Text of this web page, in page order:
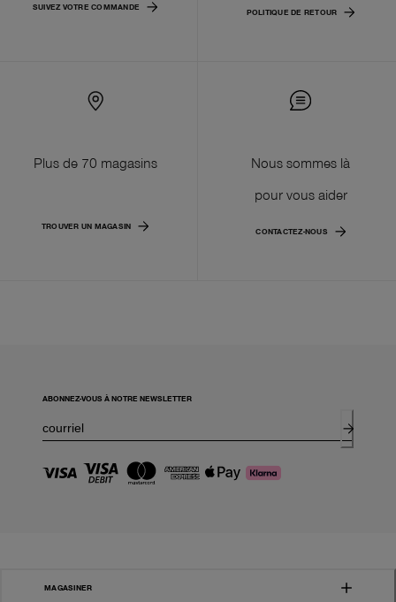
SUIVEZ VOTRE COMMANDE
POLITIQUE DE RETOUR
Plus de 70 magasins
TROUVER UN MAGASIN
Nous sommes là
pour vous aider
CONTACTEZ-NOUS
ABONNEZ-VOUS À NOTRE NEWSLETTER
MAGASINER